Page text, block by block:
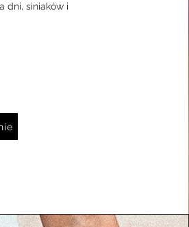
dni, siniaków i